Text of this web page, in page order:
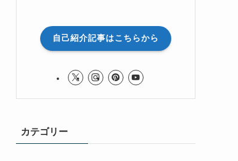
自己紹介記事はこちらから
カテゴリー